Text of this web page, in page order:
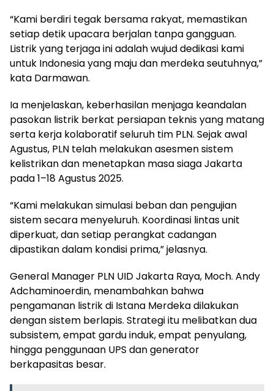
“Kami berdiri tegak bersama rakyat, memastikan
setiap detik upacara berjalan tanpa gangguan.
Listrik yang terjaga ini adalah wujud dedikasi kami
untuk Indonesia yang maju dan merdeka seutuhnya,”
kata Darmawan.
Ia menjelaskan, keberhasilan menjaga keandalan
pasokan listrik berkat persiapan teknis yang matang
serta kerja kolaboratif seluruh tim PLN. Sejak awal
Agustus, PLN telah melakukan asesmen sistem
kelistrikan dan menetapkan masa siaga Jakarta
pada 1–18 Agustus 2025.
“Kami melakukan simulasi beban dan pengujian
sistem secara menyeluruh. Koordinasi lintas unit
diperkuat, dan setiap perangkat cadangan
dipastikan dalam kondisi prima,” jelasnya.
General Manager PLN UID Jakarta Raya, Moch. Andy
Adchaminoerdin, menambahkan bahwa
pengamanan listrik di Istana Merdeka dilakukan
dengan sistem berlapis. Strategi itu melibatkan dua
subsistem, empat gardu induk, empat penyulang,
hingga penggunaan UPS dan generator
berkapasitas besar.